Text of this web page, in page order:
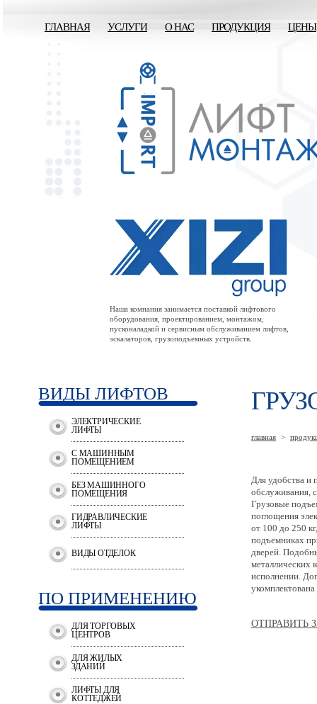
ГЛАВНАЯ УСЛУГИ О НАС ПРОДУКЦИЯ ЦЕНЫ
Наша компания занимается поставкой лифтового
оборудования, проектированием, монтажом,
пусконаладкой и сервисным обслуживанием лифтов,
эскалаторов, грузоподъемных устройств.
ВИДЫ ЛИФТОВ
ЭЛЕКТРИЧЕСКИЕ
ЛИФТЫ
С МАШИННЫМ
ПОМЕЩЕНИЕМ
БЕЗ МАШИННОГО
ПОМЕЩЕНИЯ
ГИДРАВЛИЧЕСКИЕ
ЛИФТЫ
ВИДЫ ОТДЕЛОК
ПО ПРИМЕНЕНИЮ
ДЛЯ ТОРГОВЫХ
ЦЕНТРОВ
ДЛЯ ЖИЛЫХ
ЗДАНИЙ
ЛИФТЫ ДЛЯ
КОТТЕДЖЕЙ
главная >
Для удобства и
обслуживания,
Грузовые
поглощения
от 100 до 250
подъемниках
дверей.
металлических
исполнении.
ОТПРАВИТЬ